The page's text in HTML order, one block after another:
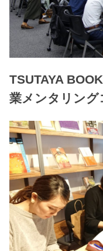
TSUTAYA
業メンタリング